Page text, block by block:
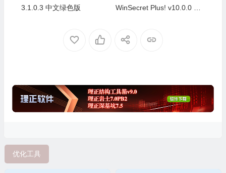
3.1.0.3 中文绿色版
WinSecret Plus! v10.0.0 中
优化工具